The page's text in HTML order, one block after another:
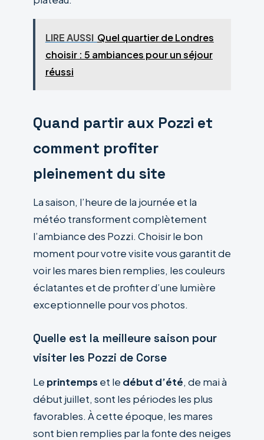
LIRE AUSSI Quel quartier de Londres
choisir : 5 ambiances pour un séjour
réussi
Quand partir aux Pozzi et
comment profiter
pleinement du site
La saison, l’heure de la journée et la
météo transforment complètement
l’ambiance des Pozzi. Choisir le bon
moment pour votre visite vous garantit de
voir les mares bien remplies, les couleurs
éclatantes et de profiter d’une lumière
exceptionnelle pour vos photos.
Quelle est la meilleure saison pour
visiter les Pozzi de Corse
Le printemps et le début d’été, de mai à
début juillet, sont les périodes les plus
favorables. À cette époque, les mares
sont bien remplies par la fonte des neiges